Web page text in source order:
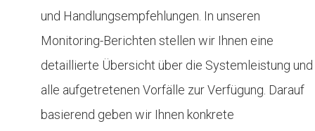
und Handlungsempfehlungen. In unseren
Monitoring-Berichten stellen wir Ihnen eine
detaillierte Übersicht über die Systemleistung und
alle aufgetretenen Vorfälle zur Verfügung. Darauf
basierend geben wir Ihnen konkrete